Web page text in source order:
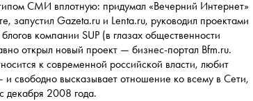
СМИ вплотную: придумал «Вечерний Интернет»
запустил Gazeta.ru и Lenta.ru, руководил проектами
компании SUP (в глазах общественности
открыл новый проект — бизнес-портал Bfm.ru.
к современной российской власти, любит
свободно высказывает отношение ко всему в Сети,
декабря 2008 года.